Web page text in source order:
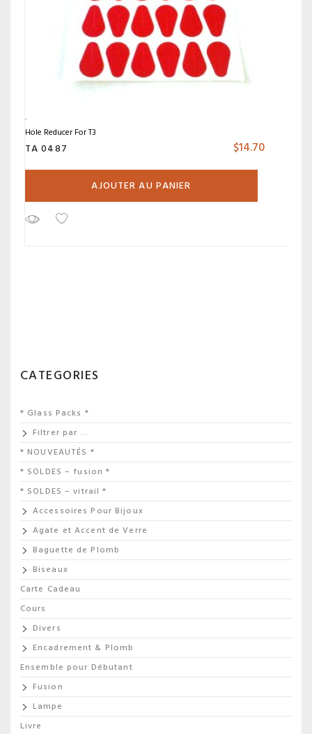
Hole Reducer For T3
TA 0487 $14.70
AJOUTER AU PANIER
CATEGORIES
* Glass Packs *
Filtrer par …
* NOUVEAUTÉS *
* SOLDES – fusion *
* SOLDES – vitrail *
Accessoires Pour Bijoux
Agate et Accent de Verre
Baguette de Plomb
Biseaux
Carte Cadeau
Cours
Divers
Encadrement & Plomb
Ensemble pour Débutant
Fusion
Lampe
Livre